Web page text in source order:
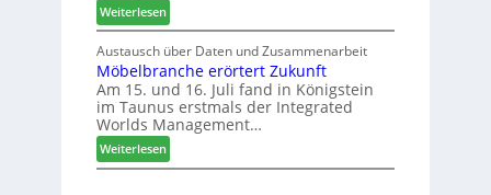
C
M
D
e
u
s
Weiterlesen:
L
e
u
c
o
l
ä
d
Austausch über Daten und Zusammenarbeit
Möbelbranche erörtert Zukunft
Am 15. und 16. Juli fand in Königstein
im Taunus erstmals der Integrated
Worlds Management…
Weiterlesen:
M